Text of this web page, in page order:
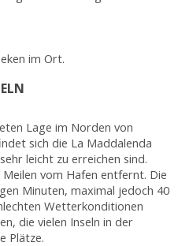
im Ort.
Lage im Norden von
sich die La Maddalenda
leicht zu erreichen sind.
vom Hafen entfernt. Die
Minuten, maximal jedoch 40
Wetterkonditionen
die vielen Inseln in der
Plätze.